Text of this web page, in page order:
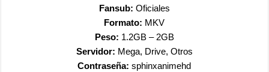
Fansub: Oficiales
Formato: MKV
Peso: 1.2GB – 2GB
Servidor: Mega, Drive, Otros
Contraseña:sphinxanimehd